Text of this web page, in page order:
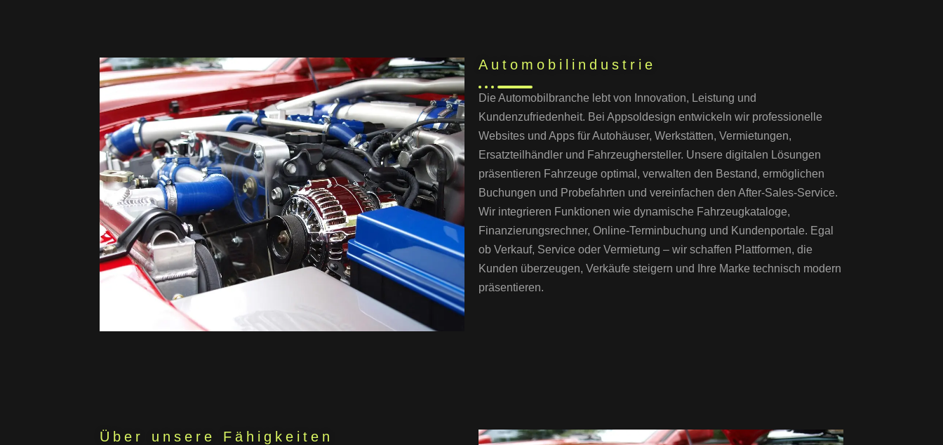
Automobilindustrie
Die Automobilbranche lebt von Innovation, Leistung und
Kundenzufriedenheit. Bei Appsoldesign entwickeln wir professionelle
Websites und Apps für Autohäuser, Werkstätten, Vermietungen,
Ersatzteilhändler und Fahrzeughersteller. Unsere digitalen Lösungen
präsentieren Fahrzeuge optimal, verwalten den Bestand, ermöglichen
Buchungen und Probefahrten und vereinfachen den After-Sales-Service.
Wir integrieren Funktionen wie dynamische Fahrzeugkataloge,
Finanzierungsrechner, Online-Terminbuchung und Kundenportale. Egal
ob Verkauf, Service oder Vermietung – wir schaffen Plattformen, die
Kunden überzeugen, Verkäufe steigern und Ihre Marke technisch modern
präsentieren.
Über unsere Fähigkeiten